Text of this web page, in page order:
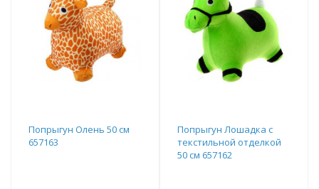
Попрыгун Олень 50 см
657163
Попрыгун Лошадка с
текстильной отделкой
50 см 657162